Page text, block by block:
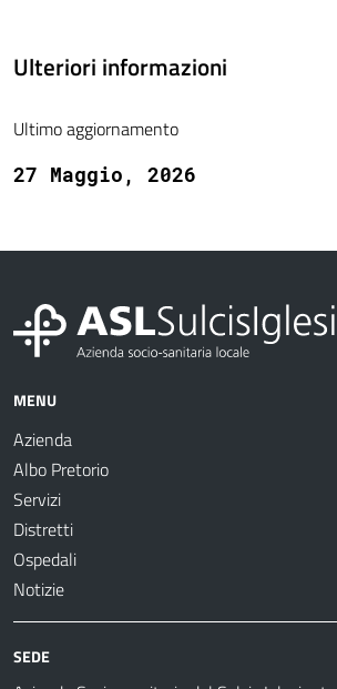
Ulteriori informazioni
Ultimo aggiornamento
27 Maggio, 2026
MENU
Azienda
Albo Pretorio
Servizi
Distretti
Ospedali
Notizie
SEDE